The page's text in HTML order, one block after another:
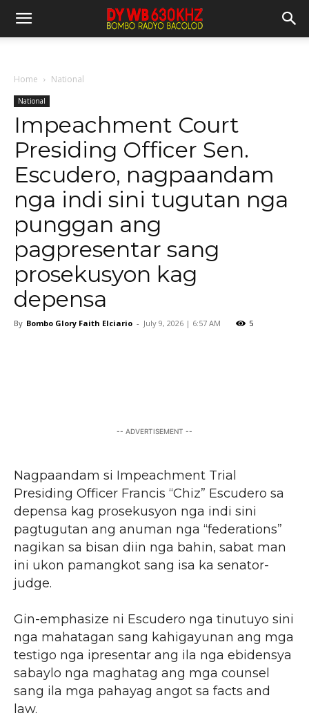
Home National
National
Impeachment Court
Presiding Officer Sen.
Escudero, nagpaandam
nga indi sini tugutan nga
punggan ang
pagpresentar sang
prosekusyon kag
depensa
By Bombo Glory Faith Elciario - July 9, 2026 | 6:57 AM 5
-- ADVERTISEMENT --
Nagpaandam si Impeachment Trial
Presiding Officer Francis “Chiz” Escudero sa
depensa kag prosekusyon nga indi sini
pagtugutan ang anuman nga “federations”
nagikan sa bisan diin nga bahin, sabat man
ini ukon pamangkot sang isa ka senator-
judge.
Gin-emphasize ni Escudero nga tinutuyo sini
nga mahatagan sang kahigayunan ang mga
testigo nga ipresentar ang ila nga ebidensya
sabaylo nga maghatag ang mga counsel
sang ila mga pahayag angot sa facts and
law.